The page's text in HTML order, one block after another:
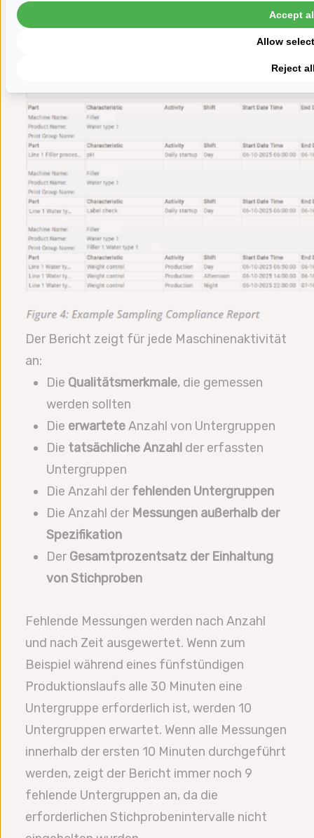
Nachdem Sie Bericht generieren gewählt
haben, wird der Bericht über die Einhaltung
Der Bericht zeigt für jede Maschinenaktivität
an:
Die Qualitätsmerkmale, die gemessen
werden sollten
Die erwarteteAnzahl von Untergruppen
Die tatsächliche Anzahl der erfassten
Untergruppen
Die Anzahl der fehlenden Untergruppen
Die Anzahl der Messungen außerhalb der
Spezifikation
Der Gesamtprozentsatz der Einhaltung
von Stichproben
Fehlende Messungen werden nach Anzahl
und nach Zeit ausgewertet. Wenn zum
Beispiel während eines fünfstündigen
Produktionslaufs alle 30 Minuten eine
Untergruppe erforderlich ist, werden 10
Untergruppen erwartet. Wenn alle Messungen
innerhalb der ersten 10 Minuten durchgeführt
werden, zeigt der Bericht immer noch 9
fehlende Untergruppen an, da die
erforderlichen Stichprobenintervalle nicht
Reject
Allow
Accept